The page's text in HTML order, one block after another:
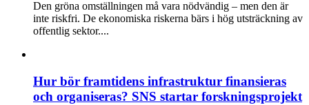
Den gröna omställningen må vara nödvändig – men den är
inte riskfri. De ekonomiska riskerna bärs i hög utsträckning av
offentlig sektor....
Hur bör framtidens infrastruktur finansieras
och organiseras? SNS startar forskningsprojekt